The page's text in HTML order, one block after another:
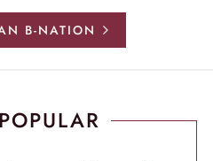
B-NATION